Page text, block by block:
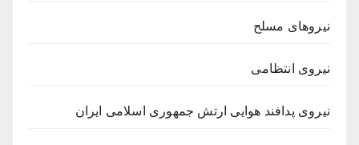
نیروهای مسلح
نیروی انتظامی
نیروی پدافند هوایی ارتش جمهوری اسلامی ایران